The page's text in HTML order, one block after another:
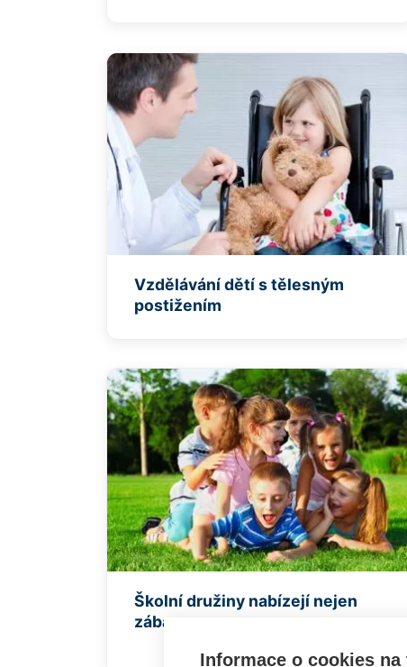
Vzdělávání dětí s tělesným
postižením
Školní družiny nabízejí nejen
zábavu
Informace o cookies